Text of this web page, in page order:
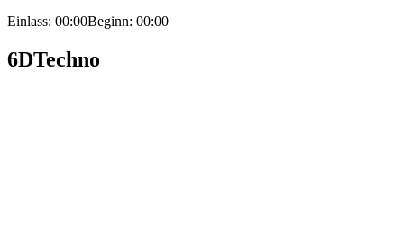
Einlass: 00:00Beginn: 00:00
6DTechno